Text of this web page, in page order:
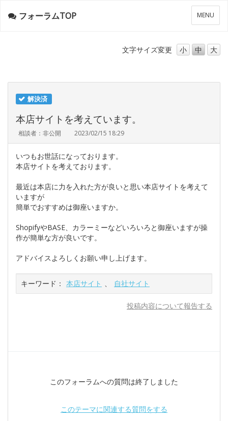
メ
ニ
ー
MENU
フォーラムTOP
文字サイズ変更 小 中 大
解決済
本店サイトを考えています。
相談者：非公開 2023/02/15 18:29
いつもお世話になっております。
本店サイトを考えております。
最近は本店に力を入れた方が良いと思い本店サイトを考えて
いますが
簡単でおすすめは御座いますか。
ShopifyやBASE、カラーミーなどいろいろと御座いますが操
作が簡単な方が良いです。
アドバイスよろしくお願い申し上げます。
キーワード： 本店サイト 、 自社サイト
投稿内容について報告する
このフォーラムへの質問は終了しました
このテーマに関連する質問をする